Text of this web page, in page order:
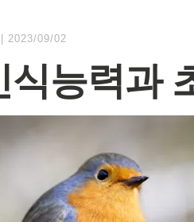
2023/09/02
식능력과